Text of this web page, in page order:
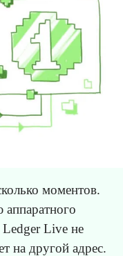
моментов.
Live не
на другой адрес.